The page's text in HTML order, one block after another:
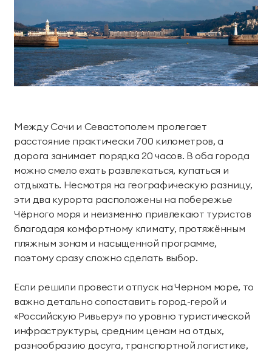
Между Сочи и Севастополем пролегает
расстояние практически 700 километров, а
дорога занимает порядка 20 часов. В оба города
можно смело ехать развлекаться, купаться и
отдыхать. Несмотря на географическую разницу,
эти два курорта расположены на побережье
Чёрного моря и неизменно привлекают туристов
благодаря комфортному климату, протяжённым
пляжным зонам и насыщенной программе,
поэтому сразу сложно сделать выбор.
Если решили провести отпуск на Черном море, то
важно детально сопоставить город-герой и
«Российскую Ривьеру» по уровню туристической
инфраструктуры, средним ценам на отдых,
разнообразию досуга, транспортной логистике,
Teppanyaki Лобби Бар
Аква бар Органик бар
Пляжный бар Chillout Чайный дом
Космо
Лаунж-бар «Макао» Stars Coffee
Фонотека Черное море
Пиратская бухта «Тики» Бар Макао
Тематические парки
Японский сад Винный парк
Парк приключений
Дримвуд
Для детей
Делюкс Коннект Делюкс
Семейный люкс Королевский люкс
Делюкс Прайм
Коннект Делюкс
Супериор Люкс Пентхаус
Апартаменты
СПА-апартаменты
Апартаменты «Имение
Сёгуна»
Виллы
Императорские виллы
Винные виллы
диагностики
организма
Эксклюзивные
программы
Экспресс-программы
предложения
оздоровления
Семейный отдых
День мечты
Яхт-клуб
Курорт
О курорте Карта курорта
Наша команда Блог
Карьера Партнерам
Закупки Частые вопросы
Журнал Мрия
Проведение мероприятий
рождения
Проведение
фотосессий
Реновация курорта
Устойчивое развитие
СВЯЗАТЬСЯ В МЕССЕНДЖЕРЕ